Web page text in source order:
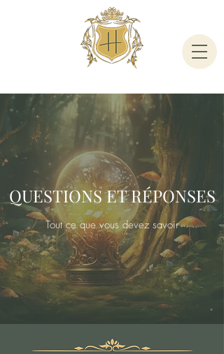
QUESTIONS ET RÉPONSES
Tout ce que vous devez savoir